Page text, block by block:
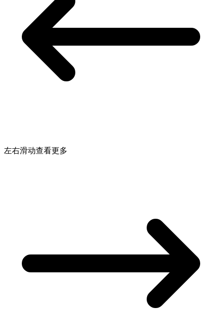
左右滑动查看更多